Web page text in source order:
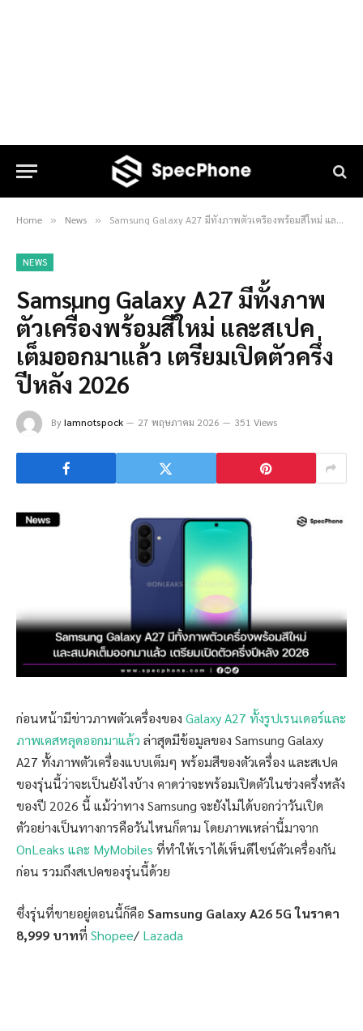
Home » News » Samsung Galaxy A27 มีทั้งภาพตัวเครื่องพร้อมสีใหม่ และสเปคเต็มออกมาแล้ว เตรียมเปิดตัวครึ่งปีหลัง 2026
NEWS
Samsung Galaxy A27 มีทั้งภาพ
ตัวเครื่องพร้อมสีใหม่ และสเปค
เต็มออกมาแล้ว เตรียมเปิดตัวครึ่ง
ปีหลัง 2026
ByIamnotspock 27 พฤษภาคม 2026 351 Views
ก่อนหน้ามีข่าวภาพตัวเครื่องของ Galaxy A27 ทั้งรูปเรนเดอร์และ
ภาพเคสหลุดออกมาแล้ว ล่าสุดมีข้อมูลของ Samsung Galaxy
A27 ทั้งภาพตัวเครื่องแบบเต็มๆ พร้อมสีของตัวเครื่อง และสเปค
ของรุ่นนี้ว่าจะเป็นยังไงบ้าง คาดว่าจะพร้อมเปิดตัวในช่วงครึ่งหลัง
ของปี 2026 นี้ แม้ว่าทาง Samsung จะยังไม่ได้บอกว่าวันเปิด
ตัวอย่างเป็นทางการคือวันไหนก็ตาม โดยภาพเหล่านี้มาจาก
OnLeaks และ MyMobiles ที่ทำให้เราได้เห็นดีไซน์ตัวเครื่องกัน
ก่อน รวมถึงสเปคของรุ่นนี้ด้วย
ซึ่งรุ่นที่ขายอยู่ตอนนี้ก็คือ Samsung Galaxy A26 5G ในราคา
8,999 บาทที่ Shopee/ Lazada